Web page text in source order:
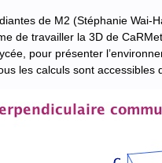
de M2 (Stéphanie Wai-
de travailler la 3D de
pour présenter
les calculs sont accessibles